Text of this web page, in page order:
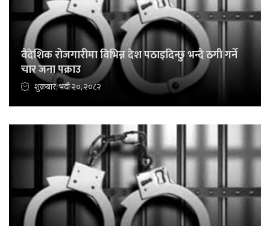
वैदेशिक रोजगारीमा विभिन्न देश पठाइदिन्छु भन्दै ठगी गर्ने
चार जना पक्राउ
शुक्रबार, भदौ २०, २०८२